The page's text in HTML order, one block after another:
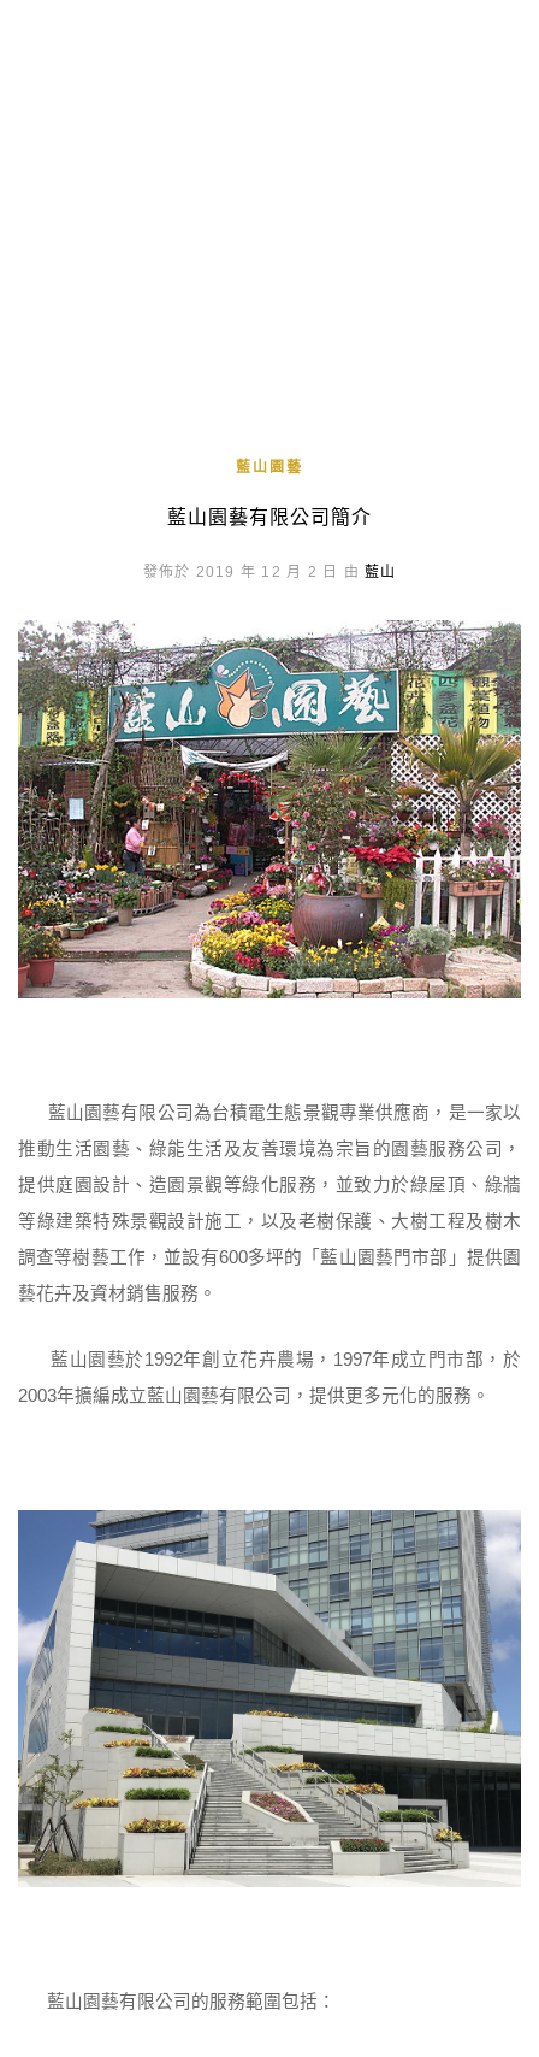
藍山園藝
藍山園藝有限公司簡介
發佈於 2019 年 12 月 2 日 由 藍山
藍山園藝有限公司為台積電生態景觀專業供應商，是一家以
推動生活園藝、綠能生活及友善環境為宗旨的園藝服務公司，
提供庭園設計、造園景觀等綠化服務，並致力於綠屋頂、綠牆
等綠建築特殊景觀設計施工，以及老樹保護、大樹工程及樹木
調查等樹藝工作，並設有600多坪的「藍山園藝門市部」提供園
藝花卉及資材銷售服務。
藍山園藝於1992年創立花卉農場，1997年成立門市部，於
2003年擴編成立藍山園藝有限公司，提供更多元化的服務。
藍山園藝有限公司的服務範圍包括：